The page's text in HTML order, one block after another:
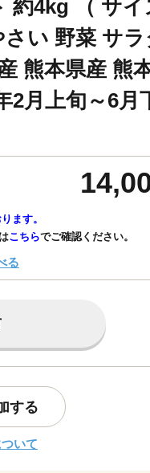
約4kg （ サイ
い 野菜 サ
熊本県産 熊
2月上旬～6月
ます。
こちらでご確認ください。
る
する
いて